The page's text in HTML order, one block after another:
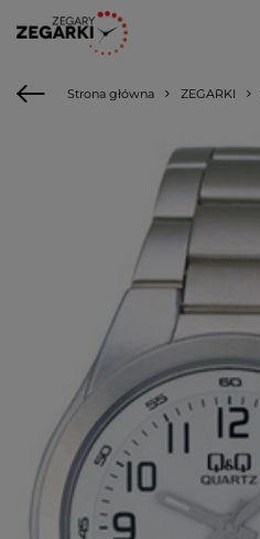
Strona główna ZEGARKI